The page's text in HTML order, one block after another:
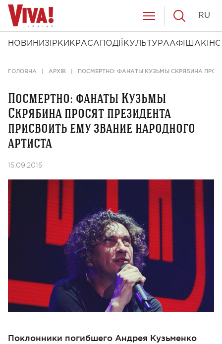
НОВИНИ ЗІРКИ КРАСА ПОДІЇ КУЛЬТУРААФІША КІНО
RU
ГОЛОВНА АРХІВ ПОСМЕРТНО: ФАНАТЫ КУЗЬМЫ СКРЯБИНА
Посмертно: фанаты Кузьмы
Скрябина просят президента
присвоить ему звание народного
артиста
15.09.2015
Поклонники погибшего Андрея Кузьменко